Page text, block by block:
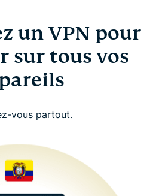
un VPN pour
sur tous vos
vous partout.